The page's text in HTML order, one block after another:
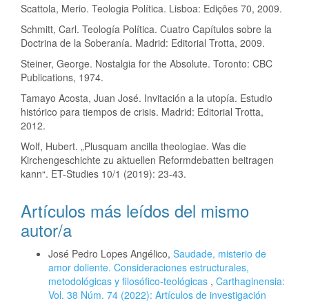
Scattola, Merio. Teologia Política. Lisboa: Edições 70, 2009.
Schmitt, Carl. Teología Política. Cuatro Capítulos sobre la
Doctrina de la Soberanía. Madrid: Editorial Trotta, 2009.
Steiner, George. Nostalgia for the Absolute. Toronto: CBC
Publications, 1974.
Tamayo Acosta, Juan José. Invitación a la utopía. Estudio
histórico para tiempos de crisis. Madrid: Editorial Trotta,
2012.
Wolf, Hubert. „Plusquam ancilla theologiae. Was die
Kirchengeschichte zu aktuellen Reformdebatten beitragen
kann“. ET-Studies 10/1 (2019): 23-43.
Artículos más leídos del mismo
autor/a
José Pedro Lopes Angélico, Saudade, misterio de
amor doliente. Consideraciones estructurales,
metodológicas y filosófico-teológicas , Carthaginensia:
Vol. 38 Núm. 74 (2022): Artículos de investigación